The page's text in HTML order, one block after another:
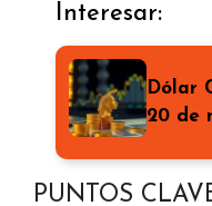
Interesar:
Dólar
20 de
PUNTOS